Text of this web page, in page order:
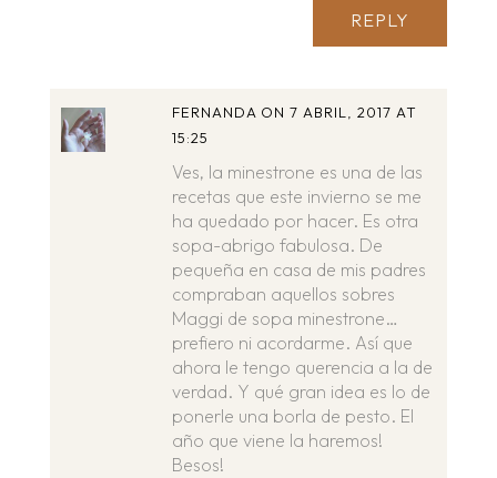
REPLY
FERNANDA ON 7 ABRIL, 2017 AT
15:25
Ves, la minestrone es una de las
recetas que este invierno se me
ha quedado por hacer. Es otra
sopa-abrigo fabulosa. De
pequeña en casa de mis padres
compraban aquellos sobres
Maggi de sopa minestrone…
prefiero ni acordarme. Así que
ahora le tengo querencia a la de
verdad. Y qué gran idea es lo de
ponerle una borla de pesto. El
año que viene la haremos!
Besos!